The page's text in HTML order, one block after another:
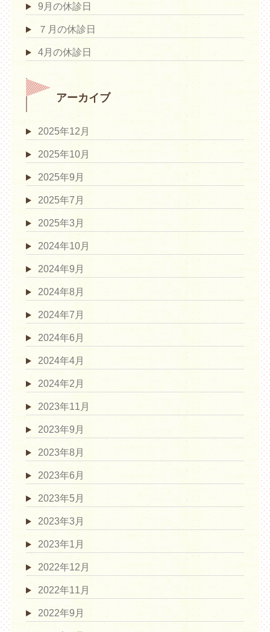
9月の休診日
７月の休診日
4月の休診日
アーカイブ
2025年12月
2025年10月
2025年9月
2025年7月
2025年3月
2024年10月
2024年9月
2024年8月
2024年7月
2024年6月
2024年4月
2024年2月
2023年11月
2023年9月
2023年8月
2023年6月
2023年5月
2023年3月
2023年1月
2022年12月
2022年11月
2022年9月